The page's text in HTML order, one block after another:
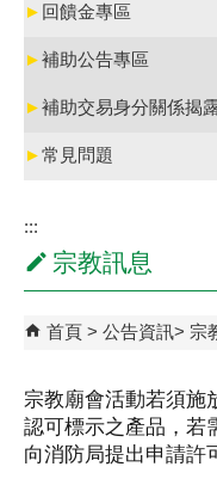
► 回饋金專區
►補助公告專區
►補助交易身分關係揭
►常見問題
:::
宗教訊息
首頁 公告資訊 宗
宗教廟會活動若須施
認可標示之產品，若
向消防局提出申請許